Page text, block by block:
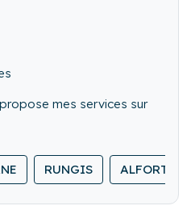
mes services sur
qui a l'habitude de
logement, nous apportons
Goodies pour le confort du
RUNGIS